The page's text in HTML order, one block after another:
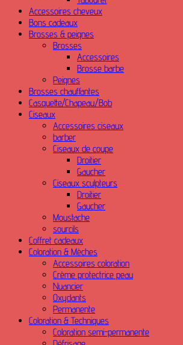
Accessoires cheveux
Bons cadeaux
Brosses & peignes
Brosses
Accessoires
Brosse barbe
Peignes
Brosses chauffantes
Casquette/Chapeau/Bob
Ciseaux
Accessoires ciseaux
barber
Ciseaux de coupe
Droitier
Gaucher
Ciseaux sculpteurs
Droitier
Gaucher
Moustache
sourcils
Coffret cadeaux
Coloration & Mèches
Accessoires coloration
Crème protectrice peau
Nuancier
Oxydants
Permanente
Coloration & Techniques
Coloration semi-permanente